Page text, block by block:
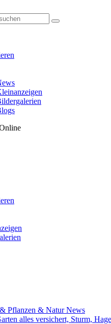
Pflanzen & Natur News
alles versichert, Sturm,